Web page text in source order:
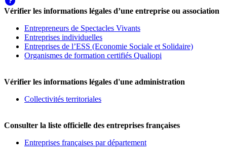
Vérifier les informations légales d’une entreprise ou association
Entrepreneurs de Spectacles Vivants
Entreprises individuelles
Entreprises de l’ESS (Economie Sociale et Solidaire)
Organismes de formation certifiés Qualiopi
Vérifier les informations légales d'une administration
Collectivités territoriales
Consulter la liste officielle des entreprises françaises
Entreprises françaises par département